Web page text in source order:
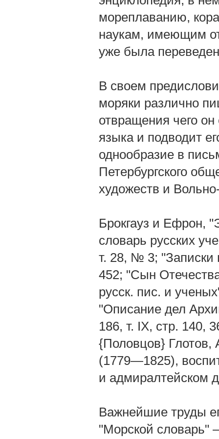
мореплаванию,
наукам, имеющим
уже была
В своем
моряки различно
отвращения чего он
языка и подводит
однообразие в
Петербургского
художеств и
Брокгауз и Ефрон,
словарь русских
т. 28, № 3; "Записки
452; "Сын
русск. пис. и
"Описание дел
186, т. IX, стр. 140,
{Половцов} Глотов,
(1779—1825),
и адмиралтейском
Важнейшие труды
"Морской словарь"